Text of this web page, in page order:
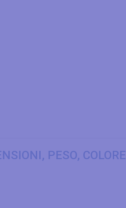
PESO, COLORE